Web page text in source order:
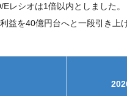
レシオは1倍以内としました。
益を40億円台へと一段引き上